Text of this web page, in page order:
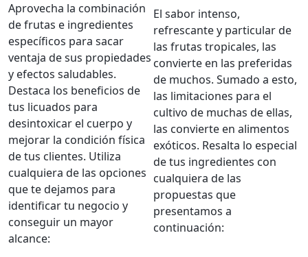
Aprovecha la combinación
de frutas e ingredientes
específicos para sacar
ventaja de sus propiedades
y efectos saludables.
Destaca los beneficios de
tus licuados para
desintoxicar el cuerpo y
mejorar la condición física
de tus clientes. Utiliza
cualquiera de las opciones
que te dejamos para
identificar tu negocio y
conseguir un mayor
alcance:
El sabor intenso,
refrescante y particular de
las frutas tropicales, las
convierte en las preferidas
de muchos. Sumado a esto,
las limitaciones para el
cultivo de muchas de ellas,
las convierte en alimentos
exóticos. Resalta lo especial
de tus ingredientes con
cualquiera de las
propuestas que
presentamos a
continuación: